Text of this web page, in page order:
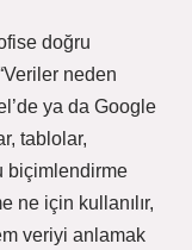
doğru
neden
ya da Google
tablolar,
biçimlendirme
ne için kullanılır,
veriyi anlamak